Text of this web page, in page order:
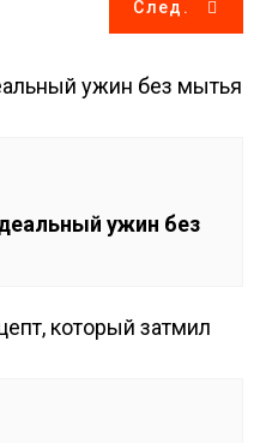
След.
ужин без